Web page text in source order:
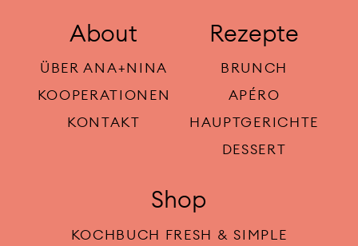
About
ÜBER ANA+NINA
KOOPERATIONEN
KONTAKT
Rezepte
BRUNCH
APÉRO
HAUPTGERICHTE
DESSERT
Shop
KOCHBUCH FRESH & SIMPLE